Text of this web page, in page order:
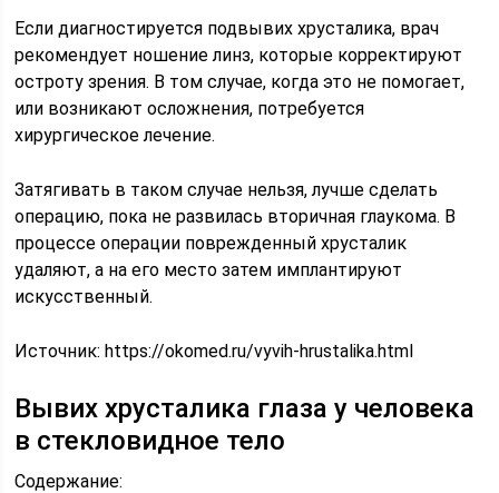
Если диагностируется подвывих хрусталика, врач
рекомендует ношение линз, которые корректируют
остроту зрения. В том случае, когда это не помогает,
или возникают осложнения, потребуется
хирургическое лечение.
Затягивать в таком случае нельзя, лучше сделать
операцию, пока не развилась вторичная глаукома. В
процессе операции поврежденный хрусталик
удаляют, а на его место затем имплантируют
искусственный.
Источник:https://okomed.ru/vyvih-hrustalika.html
Вывих хрусталика глаза у человека
в стекловидное тело
Содержание: